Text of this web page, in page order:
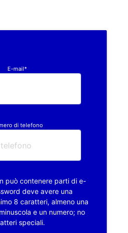
E-mail*
di telefono
può contenere parti di e-
deve avere una
8 caratteri, almeno una
e un numero; no
speciali.